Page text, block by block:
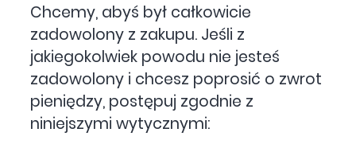
Chcemy, abyś był całkowicie
zadowolony z zakupu. Jeśli z
jakiegokolwiek powodu nie jesteś
zadowolony i chcesz poprosić o zwrot
pieniędzy, postępuj zgodnie z
niniejszymi wytycznymi: